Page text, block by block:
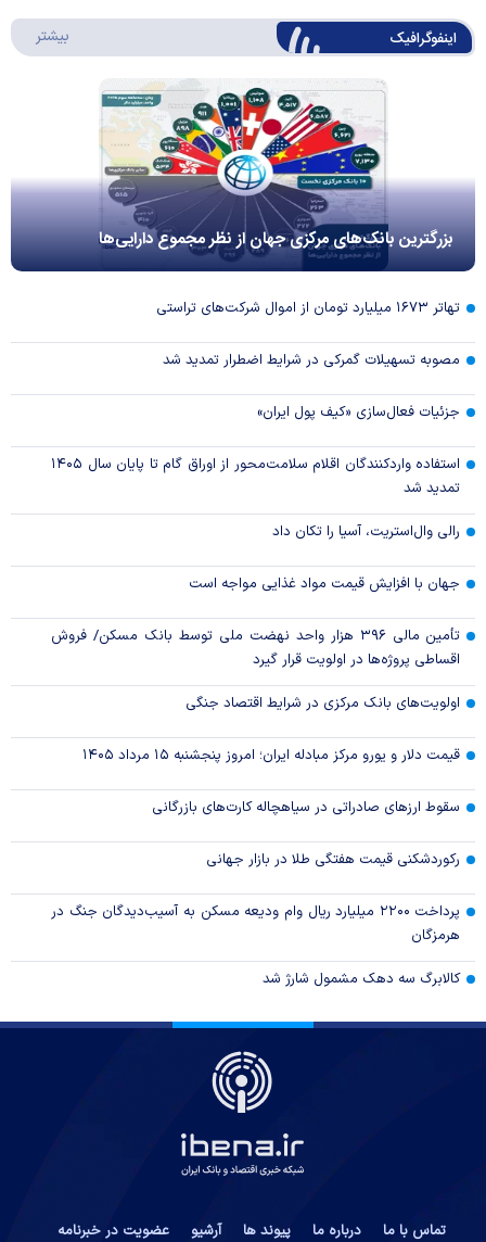
اینفوگرافیک بیشتر
بزرگترین بانک‌های مرکزی جهان از نظر مجموع دارایی‌ها
تهاتر ۱۶۷۳ میلیارد تومان از اموال شرکت‌های تراستی
مصوبه تسهیلات گمرکی در شرایط اضطرار تمدید شد
جزئیات فعال‌سازی «کیف پول ایران»
استفاده واردکنندگان اقلام سلامت‌محور از اوراق گام تا پایان سال ۱۴۰۵
تمدید شد
رالی وال‌استریت، آسیا را تکان داد
جهان با افزایش قیمت مواد غذایی مواجه است
تأمین مالی ۳۹۶ هزار واحد نهضت ملی توسط بانک مسکن/ فروش
اقساطی پروژه‌ها در اولویت قرار گیرد
اولویت‌های بانک مرکزی در شرایط اقتصاد جنگی
قیمت دلار و یورو مرکز مبادله ایران؛ امروز پنجشنبه ۱۵ مرداد ۱۴۰۵
سقوط ارزهای صادراتی در سیاهچاله کارت‌های بازرگانی
رکوردشکنی قیمت هفتگی طلا در بازار‌ جهانی
پرداخت ۲۲۰۰ میلیارد ریال وام ودیعه مسکن به آسیب‌دیدگان جنگ در
هرمزگان
کالابرگ سه دهک مشمول شارژ شد
تماس با ما درباره ما پیوند ها آرشیو عضویت در خبرنامه